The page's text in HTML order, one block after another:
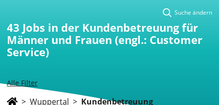
Alle Filter
Suche ändern
43 Jobs in der Kundenbetreuung für
Männer und Frauen (engl.: Customer
Service)
> Wuppertal > Kundenbetreuung